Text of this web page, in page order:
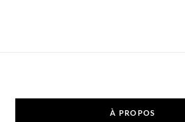
À PROPOS